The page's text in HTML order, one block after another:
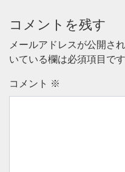
コメントを残す
メールアドレスが公開さ
いている欄は必須項目です
コメント ※